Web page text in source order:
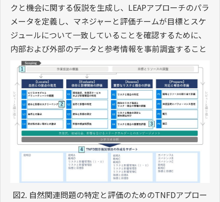
クと機会に関する仮説を生成し、LEAPアプローチのパラ
メータを定義し、マネジャーと評価チームが目標とスケ
ジュールについて一致していることを確認するために、
内部および外部のデータと参考情報を事前調査すること
図2. 自然関連問題の特定と評価のためのTNFDアプロー